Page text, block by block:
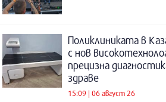
Поликлиниката в
с нов
прецизна
здраве
15:09 | 06 август 26